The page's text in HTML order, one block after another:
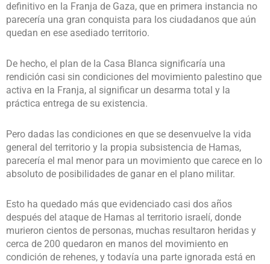
definitivo en la Franja de Gaza, que en primera instancia no
parecería una gran conquista para los ciudadanos que aún
quedan en ese asediado territorio.
De hecho, el plan de la Casa Blanca significaría una
rendición casi sin condiciones del movimiento palestino que
activa en la Franja, al significar un desarma total y la
práctica entrega de su existencia.
Pero dadas las condiciones en que se desenvuelve la vida
general del territorio y la propia subsistencia de Hamas,
parecería el mal menor para un movimiento que carece en lo
absoluto de posibilidades de ganar en el plano militar.
Esto ha quedado más que evidenciado casi dos años
después del ataque de Hamas al territorio israelí, donde
murieron cientos de personas, muchas resultaron heridas y
cerca de 200 quedaron en manos del movimiento en
condición de rehenes, y todavía una parte ignorada está en